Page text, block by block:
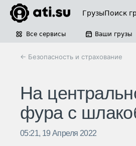
ГрузыПоиск
Все сервисы Ваши грузы
← Безопасность и страхование
На
фура с
05:21, 19 Апреля 2022